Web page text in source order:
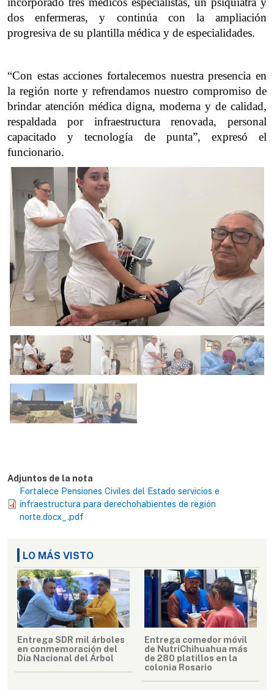
dos enfermeras, y continúa con la ampliación
progresiva de su plantilla médica y de especialidades.
“Con estas acciones fortalecemos nuestra presencia en
la región norte y refrendamos nuestro compromiso de
brindar atención médica digna, moderna y de calidad,
respaldada por infraestructura renovada, personal
capacitado y tecnología de punta”, expresó el
funcionario.
Adjuntos de la nota
Fortalece Pensiones Civiles del Estado servicios e
infraestructura para derechohabientes de región
norte.docx_.pdf
LO MÁS VISTO
Entrega SDR mil árboles
en conmemoración del
Día Nacional del Árbol
Entrega comedor móvil
de NutriChihuahua más
de 280 platillos en la
colonia Rosario